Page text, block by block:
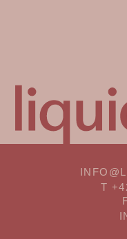
T